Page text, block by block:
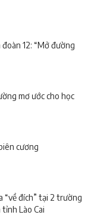
12: “Mở đường
mơ ước cho học
cương
“về đích” tại 2 trường
Lào Cai